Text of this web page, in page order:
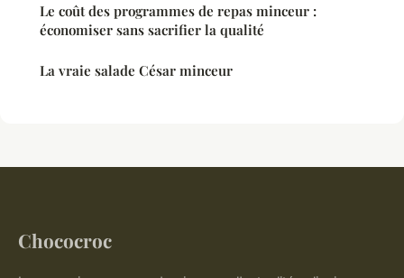
Le coût des programmes de repas minceur :
économiser sans sacrifier la qualité
La vraie salade César minceur
Chococroc